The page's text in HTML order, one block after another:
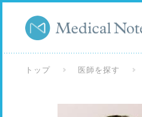
トップ 医師を探す